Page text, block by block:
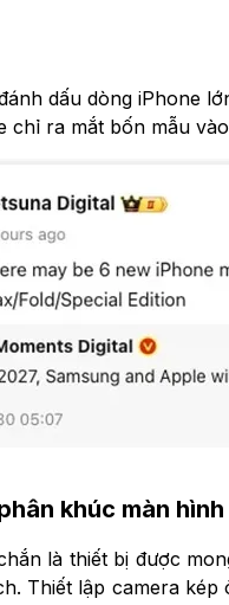
dấu dòng iPhone
chỉ ra mắt bốn mẫu
khúc màn
là thiết bị được
Thiết lập camera